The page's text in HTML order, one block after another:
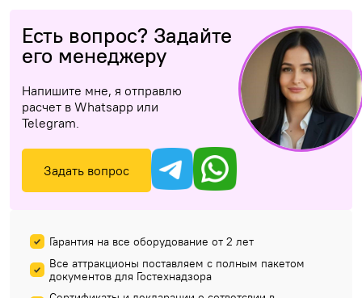
Есть вопрос? Задайте
его менеджеру
Напишите мне, я отправлю
расчет в Whatsapp или
Telegram.
Задать вопрос
Гарантия на все оборудование от 2 лет
Все аттракционы поставляем с полным пакетом
документов для Гостехнадзора